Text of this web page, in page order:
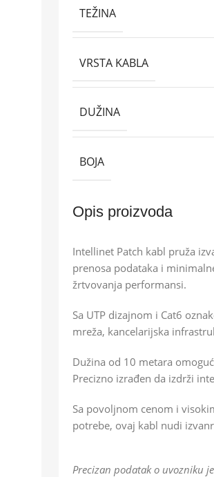
TEŽINA
VRSTA KABLA
DUŽINA
BOJA
Opis proizvoda
Intellinet Patch kabl pruža
prenosa podataka i
žrtvovanja performansi.
Sa UTP dizajnom i Cat6
mreža, kancelarijska
Dužina od 10 metara
Precizno izrađen da izdrži
Sa povoljnom cenom i
potrebe, ovaj kabl nudi
Precizan podatak o uvozniku